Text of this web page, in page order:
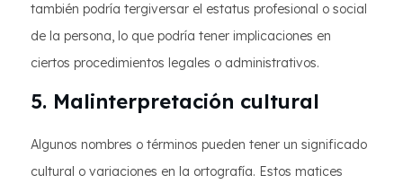
también podría tergiversar el estatus profesional o social
de la persona, lo que podría tener implicaciones en
ciertos procedimientos legales o administrativos.
5. Malinterpretación cultural
Algunos nombres o términos pueden tener un significado
cultural o variaciones en la ortografía. Estos matices